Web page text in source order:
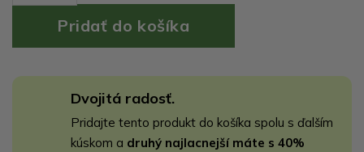
Dvojitá radosť.
Pridajte tento produkt do košíka spolu s ďalším
kúskom a druhý najlacnejší máte s 40%